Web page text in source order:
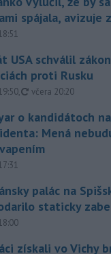
spájala, avizuje
USA schválil
proti Rusku
, aktualizované
včera 20:20
o kandidátoch
Mená
palác na
staticky
získali vo Vichy